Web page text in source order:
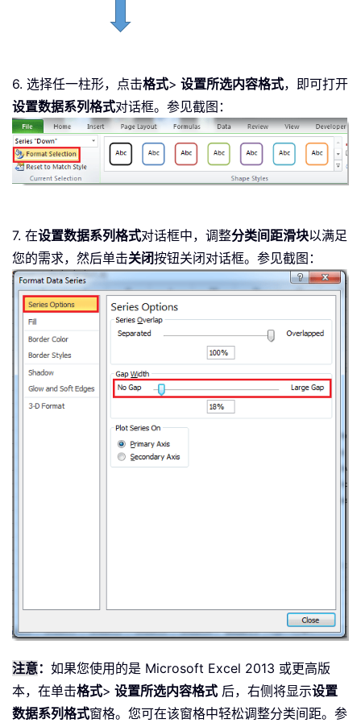
6. 选择任一柱形，点击格式> 设置所选内容格式，即可打开
设置数据系列格式对话框。参见截图：
7. 在设置数据系列格式对话框中，调整分类间距滑块以满足
您的需求，然后单击关闭按钮关闭对话框。参见截图：
注意： 如果您使用的是 Microsoft Excel 2013 或更高版
本，在单击格式> 设置所选内容格式 后，右侧将显示设置
数据系列格式窗格。您可在该窗格中轻松调整分类间距。参